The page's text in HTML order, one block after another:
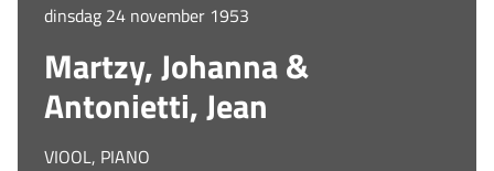
dinsdag 24 november 1953
Martzy, Johanna &
Antonietti, Jean
VIOOL, PIANO